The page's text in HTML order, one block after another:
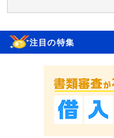
注目の特集